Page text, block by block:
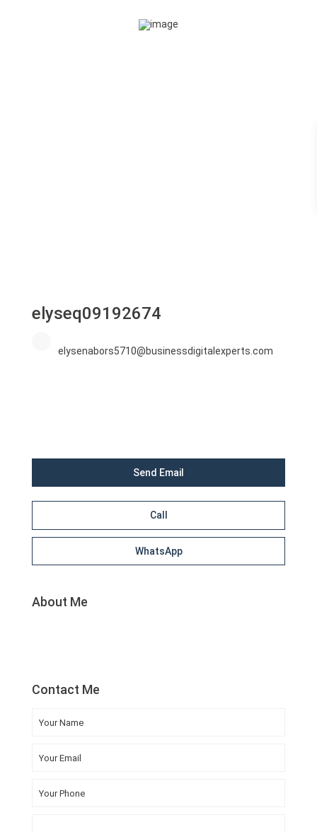
elyseq09192674
elysenabors5710@businessdigitalexperts.com
Send Email
Call
WhatsApp
About Me
Contact Me